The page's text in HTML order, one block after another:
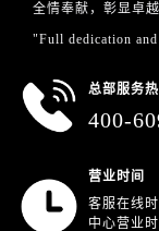
全情奉献，彰显卓越
"Full dedication and
总部服务
400-
营业时间
客服在线
中心营业